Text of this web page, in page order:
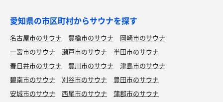
愛知県の市区町村からサウナを探す
名古屋市のサウナ 豊橋市のサウナ
岡崎市のサウナ
一宮市のサウナ
瀬戸市のサウナ
半田市のサウナ
春日井市のサウナ
豊川市のサウナ
津島市のサウナ
碧南市のサウナ
刈谷市のサウナ
豊田市のサウナ
安城市のサウナ
西尾市のサウナ
蒲郡市のサウナ